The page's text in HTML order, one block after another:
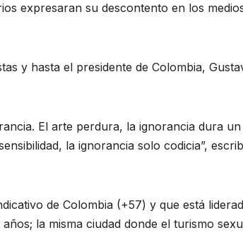
expresaran su descontento en los
y hasta el presidente de Colombia,
El arte perdura, la ignorancia dura
la ignorancia solo codicia”,
de Colombia (+57) y que está
la misma ciudad donde el turismo